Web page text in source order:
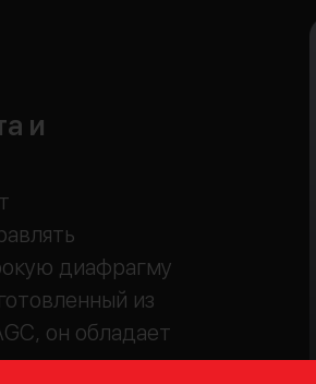
и
диафрагму
из
он обладает